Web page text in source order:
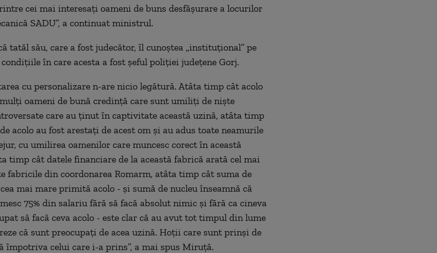
cei mai interesați oameni de buns desfășurare a locurilor
SADU”, a continuat ministrul.
tatăl său, care a fost judecător, îl cunoștea „instituțional” pe
în care acesta a fost șeful poliției județene Gorj.
cu personalizare n-are nicio legătură. Atâta timp cât acolo
oameni de bună credință care sunt umiliți de niște
care au ținut în captivitate această uzină, atâta timp
acolo au fost arestați de acest om și au adus toate neamurile
cu umilirea oamenilor care muncesc corect în această
timp cât datele financiare de la această fabrică arată cel mai
fabricile din coordonarea Romarm, atâta timp cât suma de
mai mare primită acolo - și sumă de nucleu înseamnă că
75% din salariu fără să facă absolut nimic și fără ca cineva
să facă ceva acolo - este clar că au avut tot timpul din lume
că sunt preocupați de acea uzină. Hoții care sunt prinși de
împotriva celui care i-a prins”, a mai spus Miruță.